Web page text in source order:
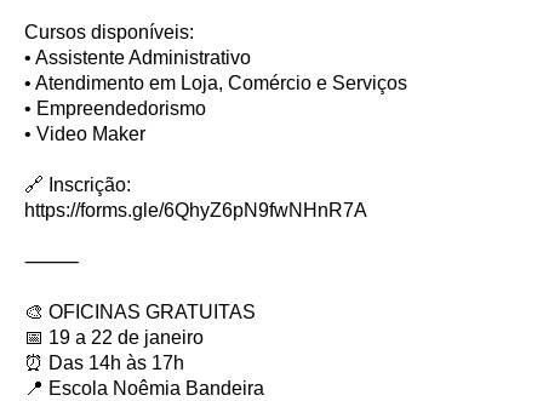
Cursos disponíveis:
• Assistente Administrativo
• Atendimento em Loja, Comércio e Serviços
• Empreendedorismo
• Video Maker
🔗 Inscrição:
https://forms.gle/6QhyZ6pN9fwNHnR7A
⸻
🎨 OFICINAS GRATUITAS
📅 19 a 22 de janeiro
⏰ Das 14h às 17h
📍 Escola Noêmia Bandeira